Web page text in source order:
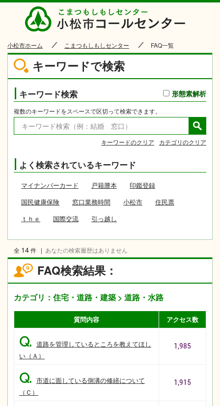
小松市ホーム こまつもしもしセンター FAQ一覧
キーワードで検索
キーワード検索 形態素解析
複数のキーワードをスペースで区切って検索できます。
キーワードのクリア カテゴリのクリア
よく検索されているキーワード
マイナンバーカード 戸籍謄本
印鑑登録
国民健康保険
窓口業務時間 小松市
住民票
ｔｈｅ
国際交流 引っ越し
FAQ検索結果：
カテゴリ：住宅・道路・建築 > 道路・水路
全 14件 | あなたの検索履歴はありません
質問内容 アクセス数
Q. 道路を管理しているところを教えてほし
い（Ａ）
1,985
Q. 市道に面している側溝の修繕について
（Ｃ）
1,915